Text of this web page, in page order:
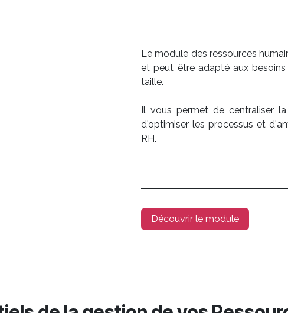
Le module des ressources
et peut être adapté aux
taille.
Il vous permet de centraliser
d'optimiser les processus et
RH.
Découvrir le module